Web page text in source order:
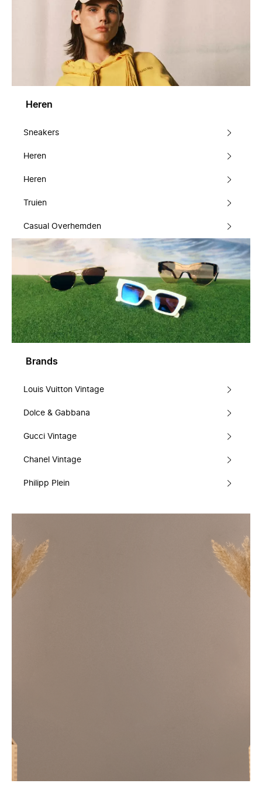
Heren
Sneakers
Heren
Heren
Truien
Casual Overhemden
Brands
Louis Vuitton Vintage
Dolce & Gabbana
Gucci Vintage
Chanel Vintage
Philipp Plein